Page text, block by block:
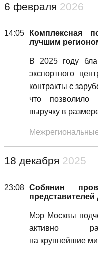
6 февраля 2026
14:05
Комплексная
лучшим
В 2025 году
экспортного
контракты с
что позволило
выручку в
18 декабря 2025
23:08 Собянин
Мэр Москвы
активно
на крупнейшие